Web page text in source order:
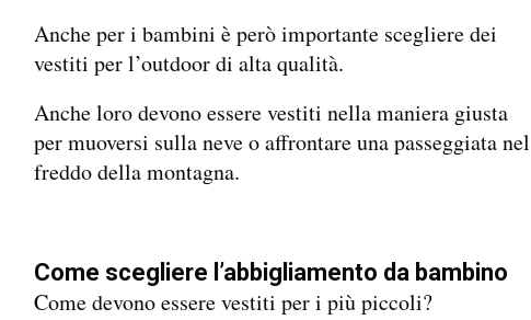
Anche per i bambini è però importante scegliere dei
vestiti per l’outdoor di alta qualità.
Anche loro devono essere vestiti nella maniera giusta
per muoversi sulla neve o affrontare una passeggiata nel
freddo della montagna.
Come scegliere l’abbigliamento da bambino
Come devono essere vestiti per i più piccoli?